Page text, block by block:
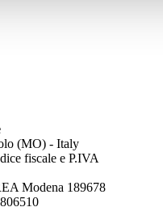
(MO) - Italy
fiscale e P.IVA
Modena 189678